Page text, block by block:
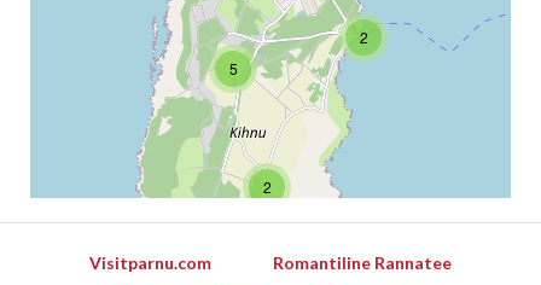
2
2
5
Visitparnu.com
Romantiline Rannatee